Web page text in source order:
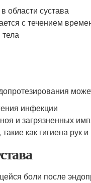
области сустава
с течением
инфекции
и загрязненных
как гигиена
боли после